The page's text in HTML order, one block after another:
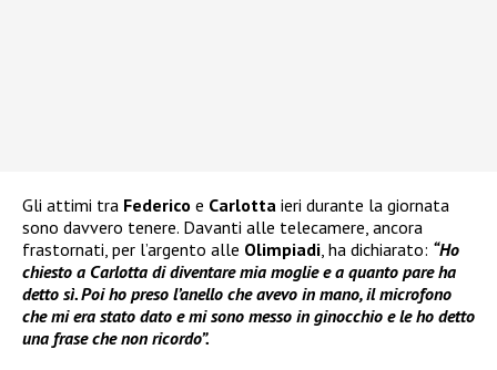
Gli attimi tra Federico e Carlotta ieri durante la giornata
sono davvero tenere. Davanti alle telecamere, ancora
frastornati, per l’argento alle Olimpiadi, ha dichiarato: “Ho
chiesto a Carlotta di diventare mia moglie e a quanto pare ha
detto sì. Poi ho preso l’anello che avevo in mano, il microfono
che mi era stato dato e mi sono messo in ginocchio e le ho detto
una frase che non ricordo”.